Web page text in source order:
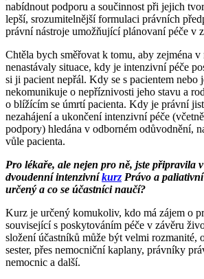
nabídnout podporu a součinnost při jejich
lepší, srozumitelnější formulaci právních
právní nástroje umožňující plánovaní péče v
Chtěla bych směřovat k tomu, aby zejména
nenastávaly situace, kdy je intenzivní péče
si ji pacient nepřál. Kdy se s pacientem nebo
nekomunikuje o nepříznivosti jeho stavu a
o blížícím se úmrtí pacienta. Kdy je právní
nezahájení a ukončení intenzivní péče
podpory) hledána v odborném odůvodnění,
vůle pacienta.
Pro lékaře, ale nejen pro ně, jste připravila
dvoudenní intenzivníkurz Právo a
určený a co se účastníci naučí?
Kurz je určený komukoliv, kdo má zájem o
související s poskytováním péče v závěru
složení účastníků může být velmi rozmanité,
sester, přes nemocniční kaplany, právníky
nemocnic a další.